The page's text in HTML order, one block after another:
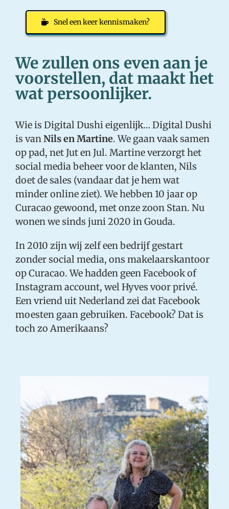
Snel een keer kennismaken?
We zullen ons even aan je
voorstellen, dat maakt het
wat persoonlijker.
Wie is Digital Dushi eigenlijk… Digital Dushi
is vanNils en Martine. We gaan vaak samen
op pad, net Jut en Jul. Martine verzorgt het
social media beheer voor de klanten, Nils
doet de sales (vandaar dat je hem wat
minder online ziet). We hebben 10 jaar op
Curacao gewoond, met onze zoon Stan. Nu
wonen we sinds juni 2020 in Gouda.
In 2010 zijn wij zelf een bedrijf gestart
zonder social media, ons makelaarskantoor
op Curacao. We hadden geen Facebook of
Instagram account, wel Hyves voor privé.
Een vriend uit Nederland zei dat Facebook
moesten gaan gebruiken. Facebook? Dat is
toch zo Amerikaans?